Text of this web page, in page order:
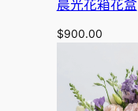
晨光花箱花盒
$900.00